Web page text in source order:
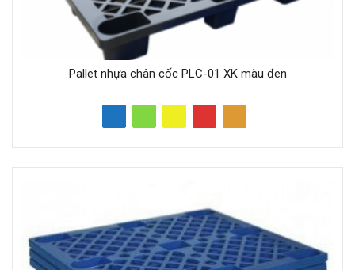
Pallet nhựa chân cốc PLC-01 XK màu đen